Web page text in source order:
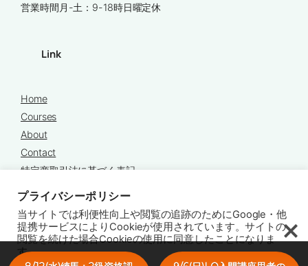
営業時間月-土：9-18時日曜定休
Link
Home
Courses
About
Contact
特定商取引法に基づく表記
プライバシーポリシー
Copyright © 2025 Chords
プライバシーポリシー
当サイトでは利便性向上や閲覧の追跡のためにGoogle・他
提携サービスによりCookieが使用されています。サイトの
閲覧を続けた場合Cookieの使用に同意したことになりま
す。